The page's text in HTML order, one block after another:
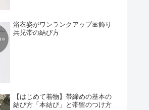
浴衣姿がワンランクアップ🎀飾り
兵児帯の結び方
【はじめて着物】帯締めの基本の
結び方「本結び」と帯留のつけ方